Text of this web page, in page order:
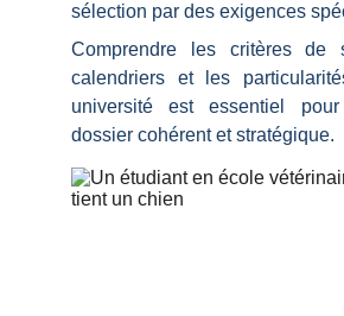
sélection par des exigences
Comprendre les critères de
calendriers et les
université est essentiel
dossier cohérent et stratégique.